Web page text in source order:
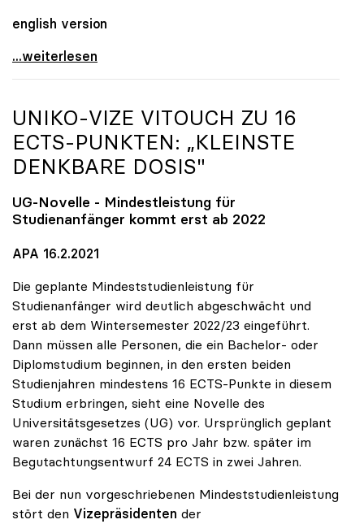
english version
uniko fordert Freilassung und faires Verfahren für
...weiterlesen
UNIKO-VIZE VITOUCH ZU 16
ECTS-PUNKTEN: „KLEINSTE
DENKBARE DOSIS"
UG-Novelle - Mindestleistung für
Studienanfänger kommt erst ab 2022
APA 16.2.2021
Die geplante Mindeststudienleistung für
Studienanfänger wird deutlich abgeschwächt und
erst ab dem Wintersemester 2022/23 eingeführt.
Dann müssen alle Personen, die ein Bachelor- oder
Diplomstudium beginnen, in den ersten beiden
Studienjahren mindestens 16 ECTS-Punkte in diesem
Studium erbringen, sieht eine Novelle des
Universitätsgesetzes (UG) vor. Ursprünglich geplant
waren zunächst 16 ECTS pro Jahr bzw. später im
Begutachtungsentwurf 24 ECTS in zwei Jahren.
Bei der nun vorgeschriebenen Mindeststudienleistung
stört den Vizepräsidenten der